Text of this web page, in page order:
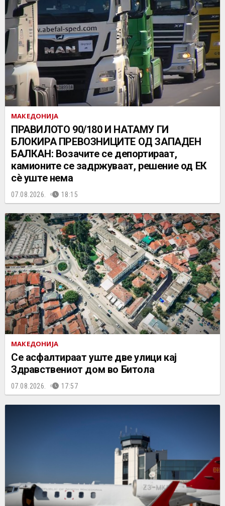
МАКЕДОНИЈА
ПРАВИЛОТО 90/180 И НАТАМУ ГИ
БЛОКИРА ПРЕВОЗНИЦИТЕ ОД ЗАПАДЕН
БАЛКАН: Возачите се депортираат,
камионите се задржуваат, решение од ЕК
сè уште нема
07.08.2026. 18:15
МАКЕДОНИЈА
Се асфалтираат уште две улици кај
Здравствениот дом во Битола
07.08.2026. 17:57